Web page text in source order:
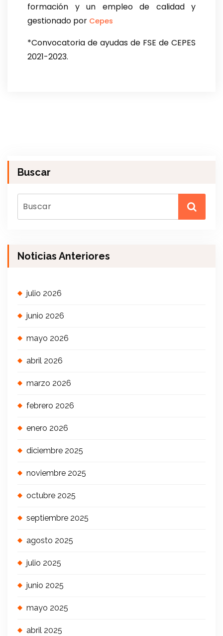
formación y un empleo de calidad y
gestionado por Cepes
*Convocatoria de ayudas de FSE de CEPES
2021-2023.
Buscar
Noticias Anteriores
julio 2026
junio 2026
mayo 2026
abril 2026
marzo 2026
febrero 2026
enero 2026
diciembre 2025
noviembre 2025
octubre 2025
septiembre 2025
agosto 2025
julio 2025
junio 2025
mayo 2025
abril 2025